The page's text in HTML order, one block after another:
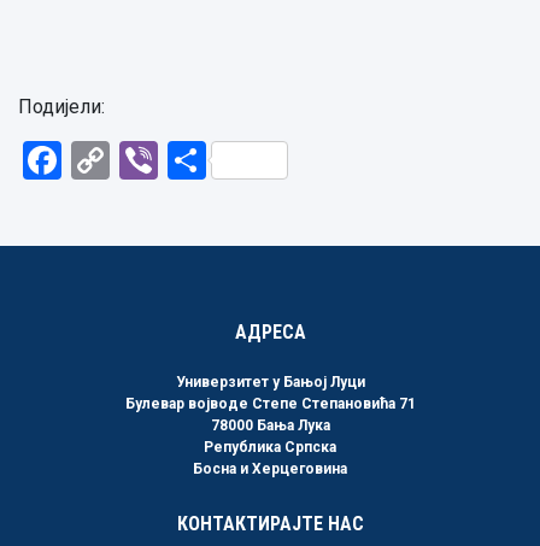
Подијели:
Facebook
CopyViberShare
АДРЕСА
Универзитет у Бањој Луци
Булевар војводе Степе Степановића 71
78000 Бања Лука
Република Српска
Босна и Херцеговина
КОНТАКТИРАЈТЕ НАС